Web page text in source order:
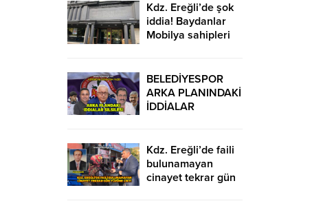
Kdz. Ereğli’de şok
iddia! Baydanlar
Mobilya sahipleri
BELEDİYESPOR
ARKA PLANINDAKİ
İDDİALAR
Kdz. Ereğli’de faili
bulunamayan
cinayet tekrar gün